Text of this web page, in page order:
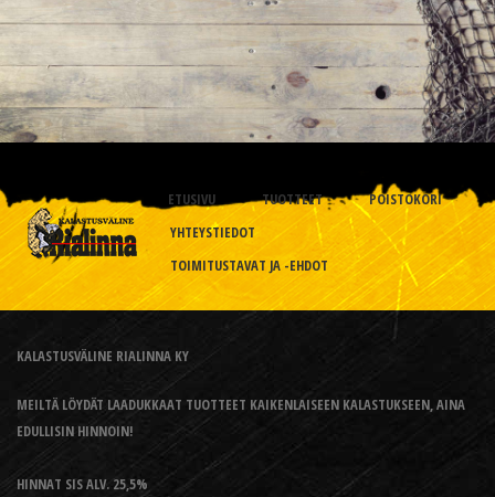
ETUSIVU TUOTTEET
POISTOKORI
YHTEYSTIEDOT
TOIMITUSTAVAT JA -EHDOT
KALASTUSVÄLINE RIALINNA KY
MEILTÄ LÖYDÄT LAADUKKAAT TUOTTEET KAIKENLAISEEN KALASTUKSEEN, AINA
EDULLISIN HINNOIN!
HINNAT SIS ALV. 25,5%